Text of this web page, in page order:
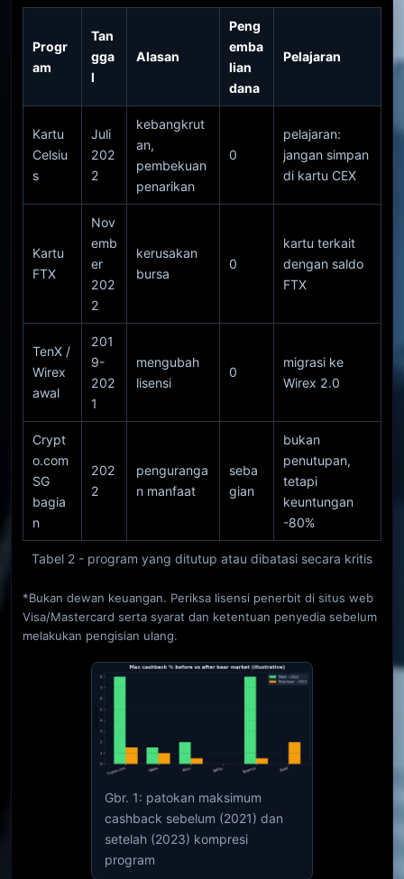
Tabel 2 - program yang ditutup atau dibatasi secara kritis
Progr
am
Tan
gga
l
Alasan
Peng
emba
lian
dana
Pelajaran
Kartu
Celsiu
s
Juli
202
2
kebangkrut
an,
pembekuan
penarikan
0
pelajaran:
jangan simpan
di kartu CEX
Kartu
FTX
Nov
emb
er
202
2
kerusakan
bursa
0
kartu terkait
dengan saldo
FTX
TenX /
Wirex
awal
201
9-
202
1
mengubah
lisensi
0
migrasi ke
Wirex 2.0
Crypt
o.com
SG
bagia
n
202
2
penguranga
n manfaat
seba
gian
bukan
penutupan,
tetapi
keuntungan
-80%
*Bukan dewan keuangan. Periksa lisensi penerbit di situs web
Visa/Mastercard serta syarat dan ketentuan penyedia sebelum
melakukan pengisian ulang.
Gbr. 1: patokan maksimum
cashback sebelum (2021) dan
setelah (2023) kompresi
program